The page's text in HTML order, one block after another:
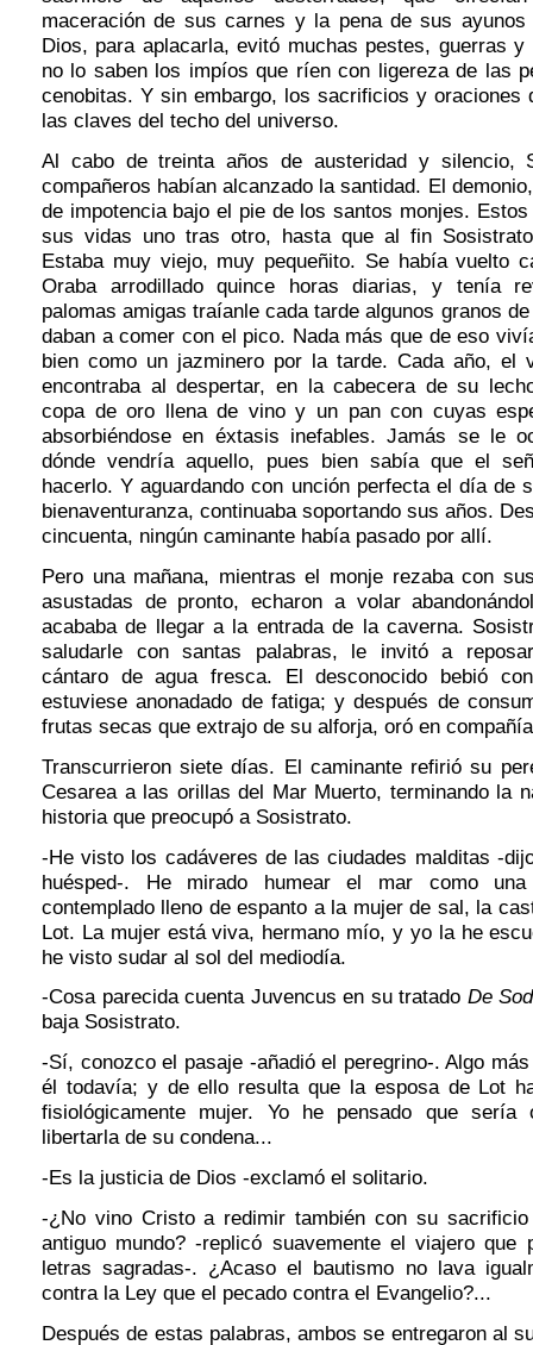
maceración de sus carnes y la pena de sus
Dios, para aplacarla, evitó muchas pestes, guerras y
no lo saben los impíos que ríen con ligereza de las
cenobitas. Y sin embargo, los sacrificios y oraciones
las claves del techo del universo.
Al cabo de treinta años de austeridad y silencio,
compañeros habían alcanzado la santidad. El
de impotencia bajo el pie de los santos monjes. Estos
sus vidas uno tras otro, hasta que al fin
Estaba muy viejo, muy pequeñito. Se había vuelto
Oraba arrodillado quince horas diarias, y tenía
palomas amigas traíanle cada tarde algunos granos
daban a comer con el pico. Nada más que de eso
bien como un jazminero por la tarde. Cada año, el
encontraba al despertar, en la cabecera de su
copa de oro llena de vino y un pan con cuyas
absorbiéndose en éxtasis inefables. Jamás se le
dónde vendría aquello, pues bien sabía que el
hacerlo. Y aguardando con unción perfecta el día de
bienaventuranza, continuaba soportando sus años.
cincuenta, ningún caminante había pasado por allí.
Pero una mañana, mientras el monje rezaba con
asustadas de pronto, echaron a volar
acababa de llegar a la entrada de la caverna.
saludarle con santas palabras, le invitó a
cántaro de agua fresca. El desconocido bebió
estuviese anonadado de fatiga; y después de
frutas secas que extrajo de su alforja, oró en
Transcurrieron siete días. El caminante refirió su
Cesarea a las orillas del Mar Muerto, terminando la
historia que preocupó a Sosistrato.
-He visto los cadáveres de las ciudades malditas -
huésped-. He mirado humear el mar como
contemplado lleno de espanto a la mujer de sal, la
Lot. La mujer está viva, hermano mío, y yo la he
he visto sudar al sol del mediodía.
-Cosa parecida cuenta Juvencus en su tratado De
baja Sosistrato.
-Sí, conozco el pasaje -añadió el peregrino-. Algo
él todavía; y de ello resulta que la esposa de Lot
fisiológicamente mujer. Yo he pensado que sería
libertarla de su condena...
-Es la justicia de Dios -exclamó el solitario.
-¿No vino Cristo a redimir también con su
antiguo mundo? -replicó suavemente el viajero que
letras sagradas-. ¿Acaso el bautismo no lava
contra la Ley que el pecado contra el Evangelio?...
Después de estas palabras, ambos se entregaron al